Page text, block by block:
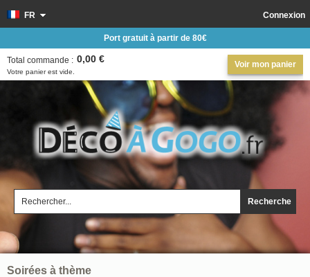
Recherche
Connexion
FR
Voir mon panier
Votre panier est vide.
Total commande : 0,00 €
Port gratuit à partir de 80€
Soirées à thème